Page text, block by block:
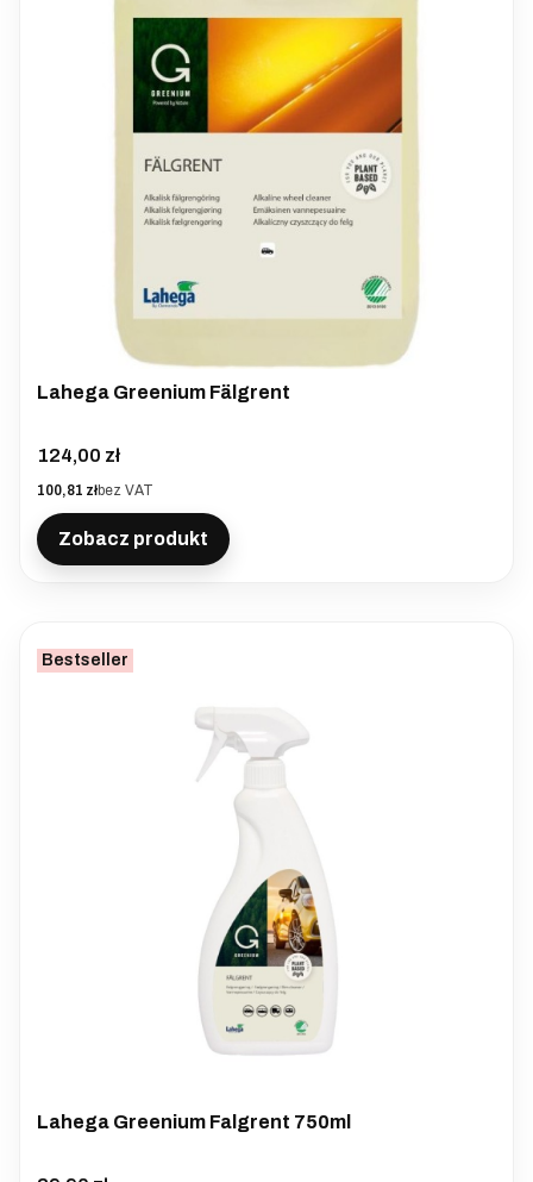
Lahega Greenium Fälgrent
Cena
124,00 zł
Cena
100,81 złbez VAT
Zobacz produkt
Bestseller
Lahega Greenium Falgrent 750ml